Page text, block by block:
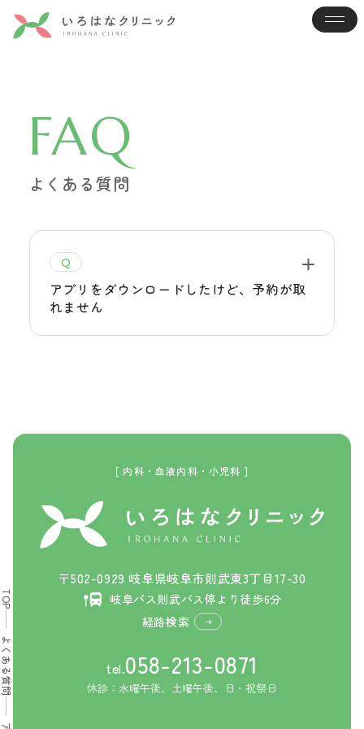
FAQ
よくある質問
TOP
よくある質問
Q
アプリをダウンロードしたけど、予約が取
れません
[ 内科・血液内科・小児科 ]
〒502-0929 岐阜県岐阜市則武東3丁目17-30
岐阜バス則武バス停より徒歩6分
経路検索
tel.058-213-0871
休診：水曜午後、土曜午後、日・祝祭日